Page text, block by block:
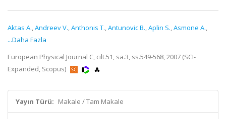
Aktas A.,Andreev V.,Anthonis T.,Antunovic B.,Aplin S.,Asmone A.,
...Daha Fazla
European Physical Journal C, cilt.51, sa.3, ss.549-568, 2007 (SCI-
Expanded, Scopus)
Yayın Türü: Makale / Tam Makale